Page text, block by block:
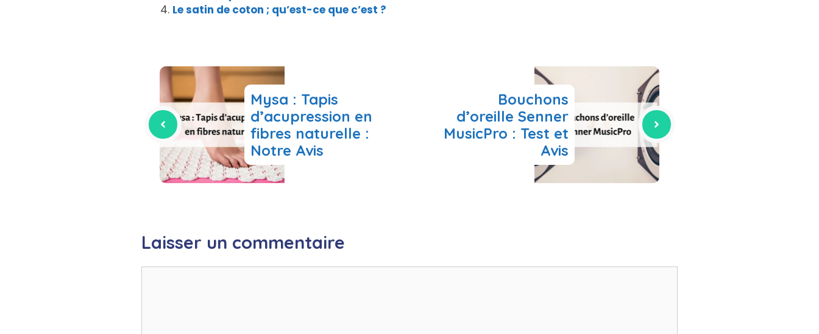
Le satin de coton ; qu’est-ce que c’est ?
Mysa : Tapis
d’acupression en
fibres naturelle :
Notre Avis
Bouchons
d’oreille Senner
MusicPro : Test et
Avis
Laisser un commentaire